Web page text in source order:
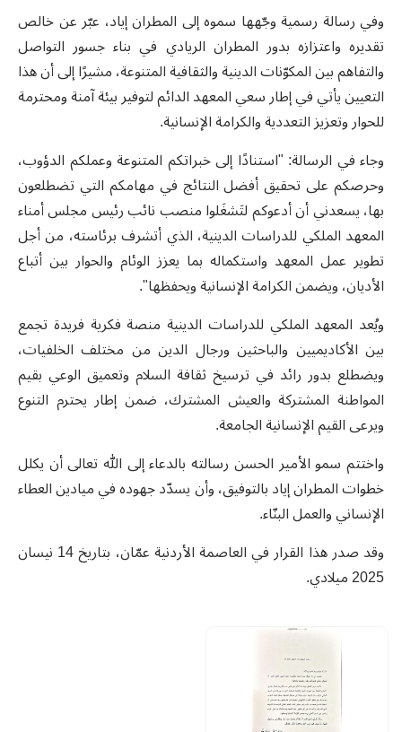
وفي رسالة رسمية وجّهها سموه إلى المطران إياد، عبّر عن خالص
تقديره واعتزازه بدور المطران الريادي في بناء جسور التواصل
والتفاهم بين المكوّنات الدينية والثقافية المتنوعة، مشيرًا إلى أن هذا
التعيين يأتي في إطار سعي المعهد الدائم لتوفير بيئة آمنة ومحترمة
للحوار وتعزيز التعددية والكرامة الإنسانية.
وجاء في الرسالة: "استنادًا إلى خبراتكم المتنوعة وعملكم الدؤوب،
وحرصكم على تحقيق أفضل النتائج في مهامكم التي تضطلعون
بها، يسعدني أن أدعوكم لتَشغَلوا منصب نائب رئيس مجلس أمناء
المعهد الملكي للدراسات الدينية، الذي أتشرف برئاسته، من أجل
تطوير عمل المعهد واستكماله بما يعزز الوئام والحوار بين أتباع
الأديان، ويضمن الكرامة الإنسانية ويحفظها".
ويُعد المعهد الملكي للدراسات الدينية منصة فكرية فريدة تجمع
بين الأكاديميين والباحثين ورجال الدين من مختلف الخلفيات،
ويضطلع بدور رائد في ترسيخ ثقافة السلام وتعميق الوعي بقيم
المواطنة المشتركة والعيش المشترك، ضمن إطار يحترم التنوع
ويرعى القيم الإنسانية الجامعة.
واختتم سمو الأمير الحسن رسالته بالدعاء إلى الله تعالى أن يكلل
خطوات المطران إياد بالتوفيق، وأن يسدّد جهوده في ميادين العطاء
الإنساني والعمل البنّاء.
وقد صدر هذا القرار في العاصمة الأردنية عمّان، بتاريخ 14 نيسان
2025 ميلادي.